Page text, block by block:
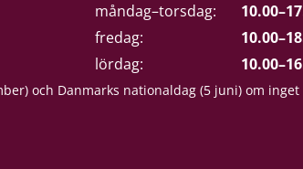
måndag–torsdag:
fredag:
lördag:
och Danmarks nationaldag (5 juni) om inget